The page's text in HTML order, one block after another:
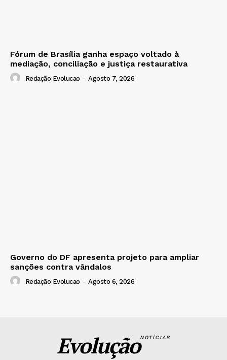
Fórum de Brasília ganha espaço voltado à
mediação, conciliação e justiça restaurativa
Redação Evolucao - Agosto 7, 2026
Governo do DF apresenta projeto para ampliar
sanções contra vândalos
Redação Evolucao - Agosto 6, 2026
EvoluçãoNOTÍCIAS